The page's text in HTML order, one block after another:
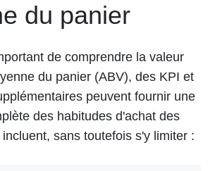
du panier
de comprendre la valeur
du panier (ABV), des KPI et
peuvent fournir une
des habitudes d'achat des
sans toutefois s'y limiter :